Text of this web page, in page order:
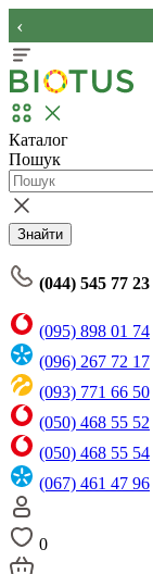
‹
Каталог
Пошук
Знайти
(044) 545 77 23
(095) 898 01 74
(096) 267 72 17
(093) 771 66 50
(050) 468 55 52
(050) 468 55 54
(067) 461 47 96
0